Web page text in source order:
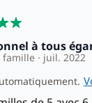
à tous
famille
juil. 2022